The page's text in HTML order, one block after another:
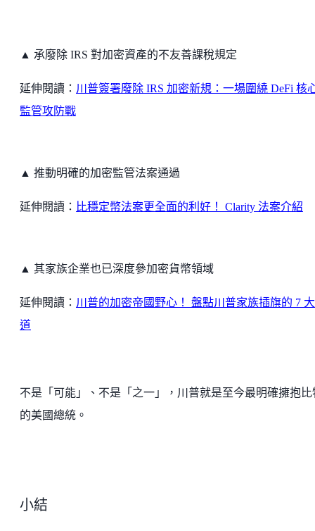
▲ 承廢除 IRS 對加密資產的不友善課稅規定
延伸閱讀： 川普簽署廢除 IRS 加密新規：一場圍繞 DeFi 核
監管攻防戰
▲ 推動明確的加密監管法案通過
延伸閱讀： 比穩定幣法案更全面的利好！ Clarity 法案介紹
▲ 其家族企業也已深度參加密貨幣領域
延伸閱讀： 川普的加密帝國野心！ 盤點川普家族插旗的 7
道
不是「可能」、不是「之一」，川普就是至今最明確擁抱比
的美國總統。
小結